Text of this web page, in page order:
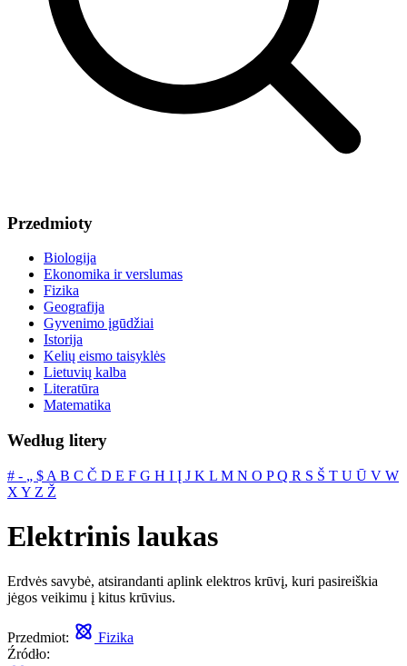
Przedmioty
Biologija
Ekonomika ir verslumas
Fizika
Geografija
Gyvenimo įgūdžiai
Istorija
Kelių eismo taisyklės
Lietuvių kalba
Literatūra
Matematika
Według litery
# ‐ „ $ A B C Č D E F G H I Į J K L M N O PQ R S Š T U Ū V W
X Y Z Ž
Elektrinis laukas
Erdvės savybė, atsirandanti aplink elektros krūvį, kuri pasireiškia
jėgos veikimu į kitus krūvius.
Przedmiot:
Fizika
Źródło: